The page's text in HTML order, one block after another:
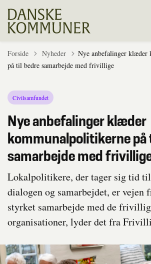
Forside Tilbage til
Nyheder
Nye anbefalinger klæder
på til bedre samarbejde med frivillige
Civilsamfundet
Nye anbefalinger klæder
kommunalpolitikerne på
samarbejde med
Lokalpolitikere, der tager sig tid
dialogen og samarbejdet, er vejen
styrket samarbejde med de
organisationer, lyder det fra